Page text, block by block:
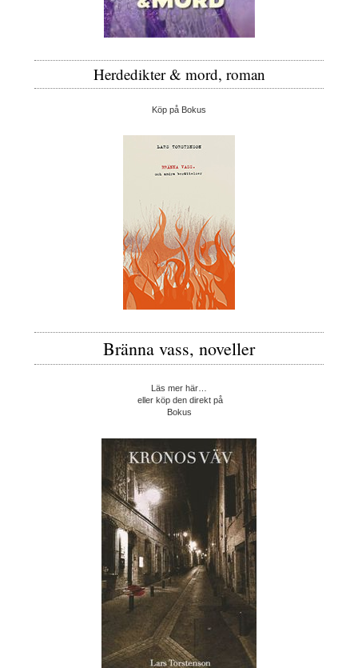
Herdedikter & mord, roman
Köp på Bokus
Bränna vass, noveller
Läs mer här…
eller köp den direkt på
Bokus